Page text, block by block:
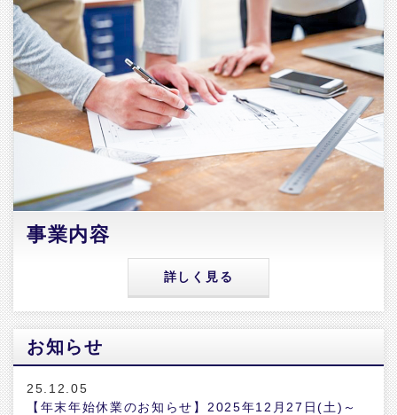
事業内容
詳しく見る
お知らせ
25.12.05
【年末年始休業のお知らせ】2025年12月27日(土)～